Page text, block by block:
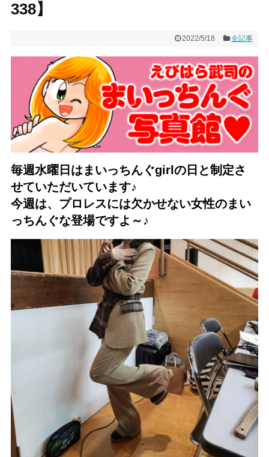
338】
2022/5/18 全記事
毎週水曜日はまいっちんぐgirlの日と制定さ
せていただいています♪
今週は、 プロレスには欠かせない女性のまい
っちんぐな登場ですよ～♪